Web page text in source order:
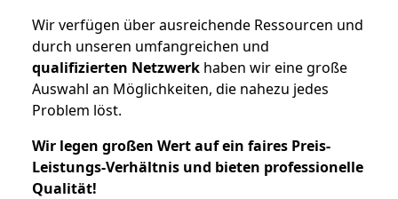
Wir verfügen über ausreichende Ressourcen und
durch unseren umfangreichen und
qualifizierten Netzwerk haben wir eine große
Auswahl an Möglichkeiten, die nahezu jedes
Problem löst.
Wir legen großen Wert auf ein faires Preis-
Leistungs-Verhältnis und bieten professionelle
Qualität!